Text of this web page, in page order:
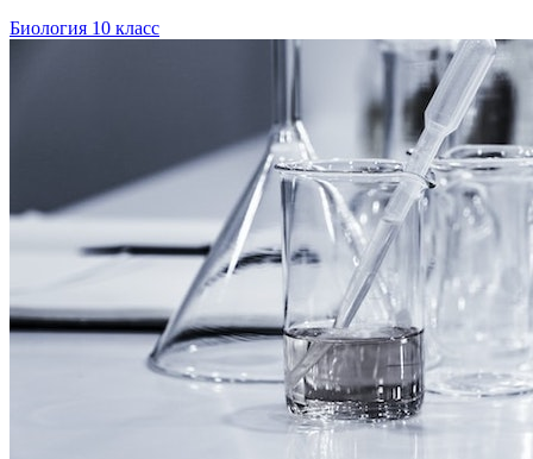
Биология 10 класс